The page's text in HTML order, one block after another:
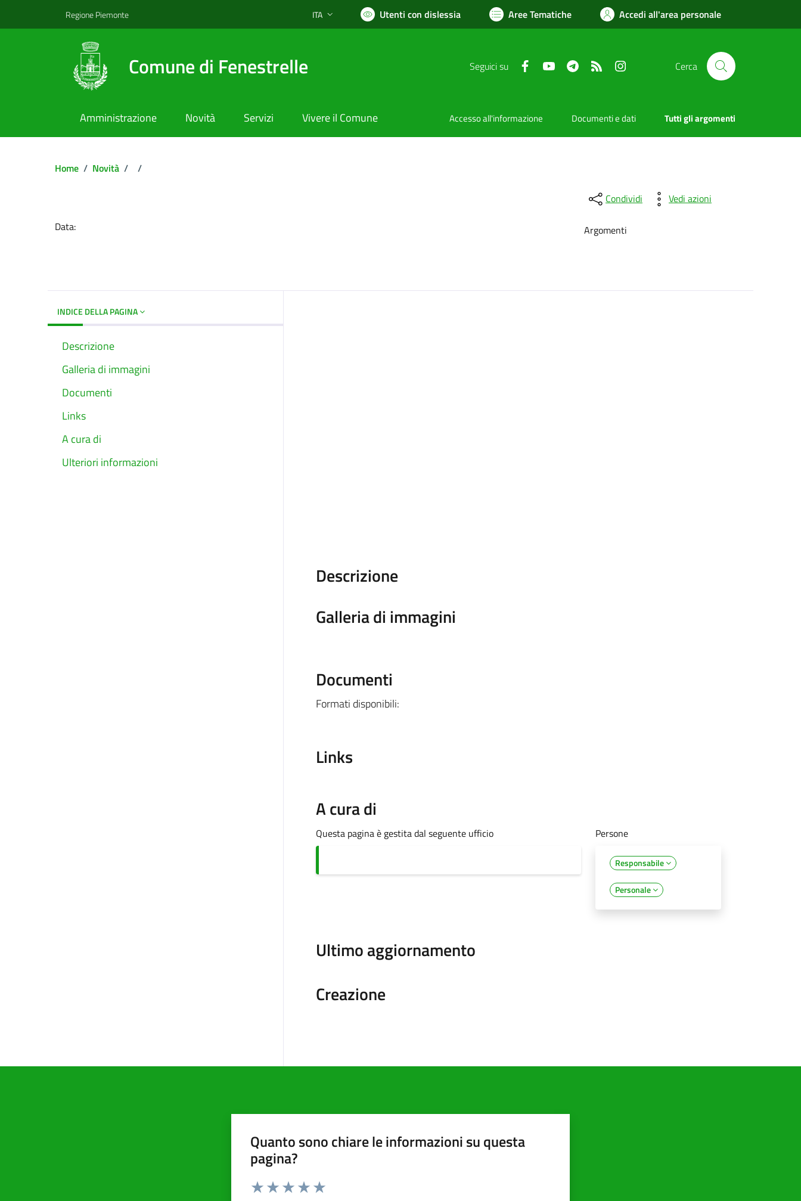
Regione Piemonte Lingua attiva:
ITA Utenti con dislessia Aree Tematiche Accedi all'area personale
Comune di Fenestrelle Seguici su FacebookYouTube TelegramRSS Cerca
Amministrazione Novità Servizi Vivere il Comune Accesso all'informazione Documenti e dati Tutti gli argomenti
Home / Novità / /
Data:
Condividi Vedi azioni
Argomenti
INDICE DELLA PAGINA
Descrizione
Galleria di immagini
Documenti
Links
A cura di
Ulteriori informazioni
Descrizione
Galleria di immagini
Documenti
Formati disponibili:
Links
A cura di
Questa pagina è gestita dal seguente ufficio Persone
Responsabile
Personale
Ultimo aggiornamento
Creazione
Quanto sono chiare le informazioni su questa
pagina?
Valuta da 1 a 5 stelle la pagina